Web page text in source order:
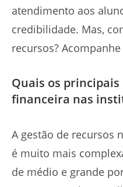
atendimento aos
credibilidade. Mas,
recursos?
Quais os
financeira nas
A gestão de recursos
é muito mais
de médio e grande